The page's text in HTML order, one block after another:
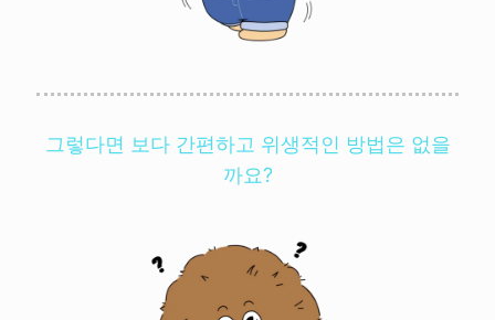
그렇다면 보다 간편하고 위생적인 방법은 없을
까요?